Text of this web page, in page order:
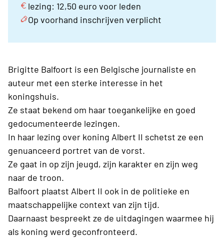
lezing: 12,50 euro voor leden
Op voorhand inschrijven verplicht
Brigitte Balfoort is een Belgische journaliste en
auteur met een sterke interesse in het
koningshuis.
Ze staat bekend om haar toegankelijke en goed
gedocumenteerde lezingen.
In haar lezing over koning Albert II schetst ze een
genuanceerd portret van de vorst.
Ze gaat in op zijn jeugd, zijn karakter en zijn weg
naar de troon.
Balfoort plaatst Albert II ook in de politieke en
maatschappelijke context van zijn tijd.
Daarnaast bespreekt ze de uitdagingen waarmee hij
als koning werd geconfronteerd.